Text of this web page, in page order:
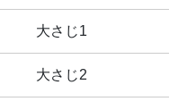
大さじ1
大さじ2